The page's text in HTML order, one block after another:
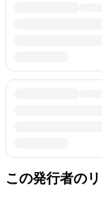
この発行者の